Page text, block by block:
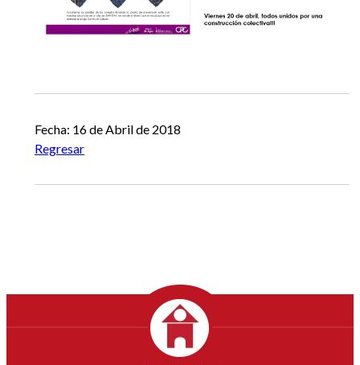
Fecha: 16 de Abril de 2018
Regresar